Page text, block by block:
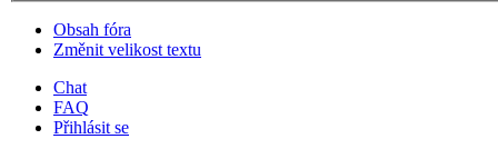
Obsah fóra
Změnit velikost textu
Chat
FAQ
Přihlásit se